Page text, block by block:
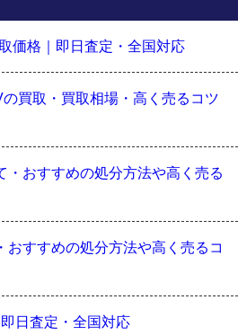
価格｜即日査定・全国対応
買取・買取相場・高く売るコツ
・おすすめの処分方法や高く売る
おすすめの処分方法や高く売るコ
日査定・全国対応